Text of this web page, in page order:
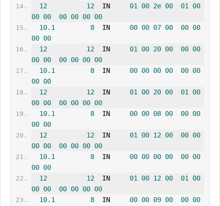
12
12
  IN
01 00 2e 00 01
00
00 00 00 00 00 00
10.1
8
  IN
00 00 07 00 00 00
00 00
12
12
  IN
01 00 20 00 00 00
00 00 00 00 00 00
10.1
8
  IN
00 00 00 00 00 00
00 00
12
12
  IN
01 00 20 00 01
00
00 00 00 00 00 00
10.1
8
  IN
00 00 08 00 00 00
00 00
12
12
  IN
01 00 12 00 00 00
00 00 00 00 00 00
10.1
8
  IN
00 00 00 00 00 00
00 00
12
12
  IN
01 00 12 00 01
00
00 00 00 00 00 00
10.1
8
  IN
00 00 09 00 00 00